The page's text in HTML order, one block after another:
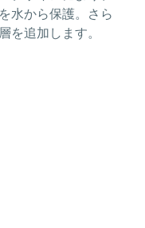
水から保護。さら
を追加します。